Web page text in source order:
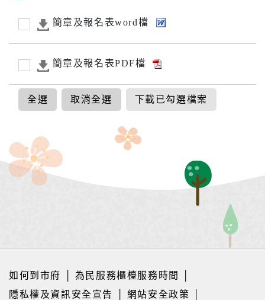
簡章及報名表word檔
簡章及報名表PDF檔
全選 取消全選 下載已勾選檔案
如何到市府 為民服務櫃檯服務時間
隱私權及資訊安全宣告
網站安全政策